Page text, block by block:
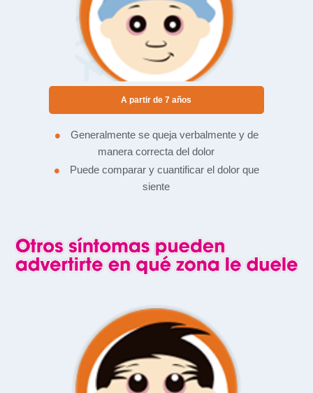
A partir de 7 años
•
Generalmente se queja verbalmente y de
manera correcta del dolor
•
Puede comparar y cuantificar el dolor que
siente